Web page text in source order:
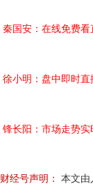
秦国安：在线免费看
徐小明：盘中即时直
锋长阳：市场走势实
财经号声明：
本文由